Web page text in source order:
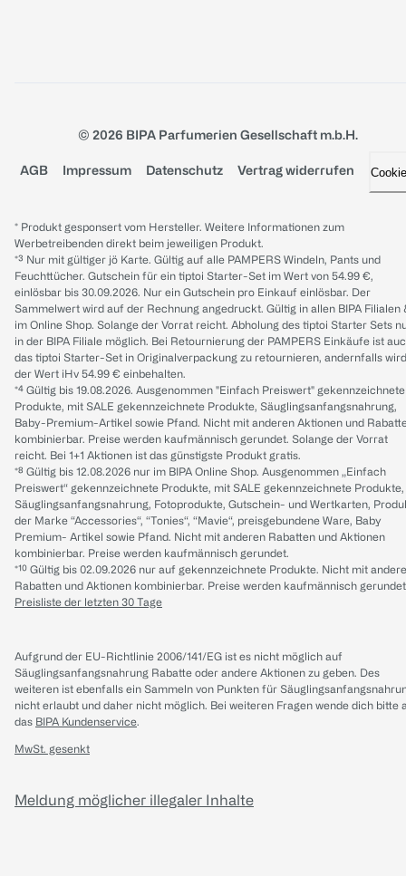
© 2026 BIPA Parfumerien Gesellschaft m.b.H.
AGB Impressum Datenschutz Vertrag widerrufen
* Produkt gesponsert vom Hersteller. Weitere Informationen zum
Werbetreibenden direkt beim jeweiligen Produkt.
*³ Nur mit gültiger jö Karte. Gültig auf alle PAMPERS Windeln, Pants und
Feuchttücher. Gutschein für ein tiptoi Starter-Set im Wert von 54.99 €,
einlösbar bis 30.09.2026. Nur ein Gutschein pro Einkauf einlösbar. Der
Sammelwert wird auf der Rechnung angedruckt. Gültig in allen BIPA Filialen
im Online Shop. Solange der Vorrat reicht. Abholung des tiptoi Starter Sets
in der BIPA Filiale möglich. Bei Retournierung der PAMPERS Einkäufe ist
das tiptoi Starter-Set in Originalverpackung zu retournieren, andernfalls wird
der Wert iHv 54.99 € einbehalten.
*⁴ Gültig bis 19.08.2026. Ausgenommen "Einfach Preiswert" gekennzeichnete
Produkte, mit SALE gekennzeichnete Produkte, Säuglingsanfangsnahrung,
Baby-Premium-Artikel sowie Pfand. Nicht mit anderen Aktionen und
kombinierbar. Preise werden kaufmännisch gerundet. Solange der Vorrat
reicht. Bei 1+1 Aktionen ist das günstigste Produkt gratis.
*⁸ Gültig bis 12.08.2026 nur im BIPA Online Shop. Ausgenommen „Einfach
Preiswert“ gekennzeichnete Produkte, mit SALE gekennzeichnete Produkte,
Säuglingsanfangsnahrung, Fotoprodukte, Gutschein- und Wertkarten,
der Marke “Accessories“, “Tonies“, “Mavie“, preisgebundene Ware, Baby
Premium- Artikel sowie Pfand. Nicht mit anderen Rabatten und Aktionen
kombinierbar. Preise werden kaufmännisch gerundet.
*¹⁰ Gültig bis 02.09.2026 nur auf gekennzeichnete Produkte. Nicht mit
Rabatten und Aktionen kombinierbar. Preise werden kaufmännisch
Preisliste der letzten 30 Tage
Aufgrund der EU-Richtlinie 2006/141/EG ist es nicht möglich auf
Säuglingsanfangsnahrung Rabatte oder andere Aktionen zu geben. Des
weiteren ist ebenfalls ein Sammeln von Punkten für
nicht erlaubt und daher nicht möglich. Bei weiteren Fragen wende dich bitte
das BIPA Kundenservice.
MwSt. gesenkt
Meldung möglicher illegaler Inhalte